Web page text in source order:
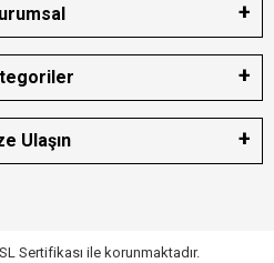
Ulaşın
Sertifikası ile korunmaktadır.